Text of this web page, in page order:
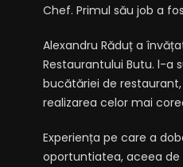
Chef. Primul său job a
Alexandru Răduț a
Restaurantului Butu. l-a
bucătăriei de
realizarea celor mai
Experiența pe care a
oportuntiatea, aceea de